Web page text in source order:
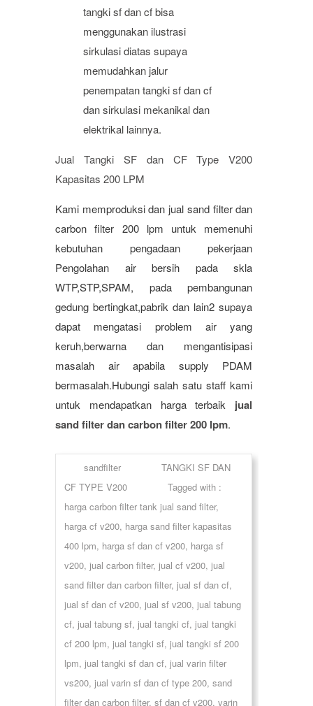
tangki sf dan cf bisa
menggunakan ilustrasi
sirkulasi diatas supaya
memudahkan jalur
penempatan tangki sf dan cf
dan sirkulasi mekanikal dan
elektrikal lainnya.
Jual Tangki SF dan CF Type V200
Kapasitas 200 LPM
Kami memproduksi dan jual sand filter dan
carbon filter 200 lpm untuk memenuhi
kebutuhan pengadaan pekerjaan
Pengolahan air bersih pada skla
WTP,STP,SPAM, pada pembangunan
gedung bertingkat,pabrik dan lain2 supaya
dapat mengatasi problem air yang
keruh,berwarna dan mengantisipasi
masalah air apabila supply PDAM
bermasalah.Hubungi salah satu staff kami
untuk mendapatkan harga terbaik jual
sand filter dan carbon filter 200 lpm.
sandfilter
TANGKI SF DAN
CF TYPE V200
Tagged with :
harga carbon filter tank jual sand filter,
harga cf v200, harga sand filter kapasitas
400 lpm, harga sf dan cf v200, harga sf
v200, jual carbon filter, jual cf v200, jual
sand filter dan carbon filter, jual sf dan cf,
jual sf dan cf v200, jual sf v200, jual tabung
cf, jual tabung sf, jual tangki cf, jual tangki
cf 200 lpm, jual tangki sf, jual tangki sf 200
lpm, jual tangki sf dan cf, jual varin filter
vs200, jual varin sf dan cf type 200, sand
filter dan carbon filter, sf dan cf v200, varin